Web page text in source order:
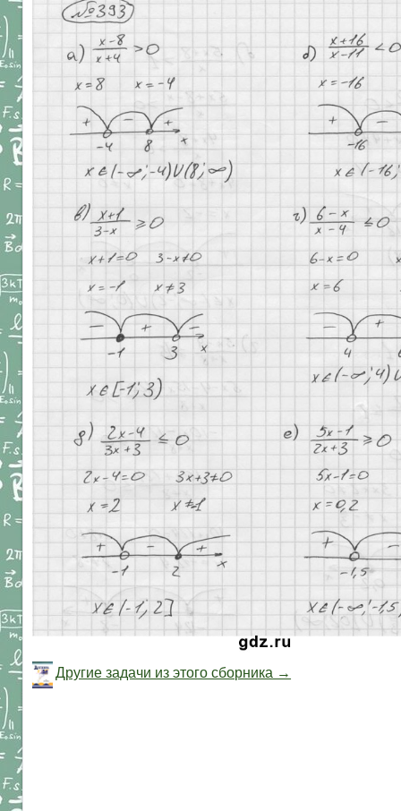
Другие задачи из этого сборника →